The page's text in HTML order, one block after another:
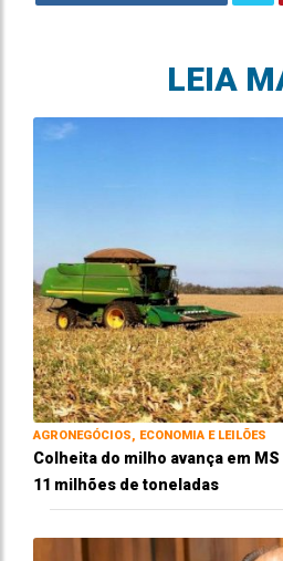
LEIA
AGRONEGÓCIOS, ECONOMIA E LEILÕES
Colheita do milho avança em
11 milhões de toneladas